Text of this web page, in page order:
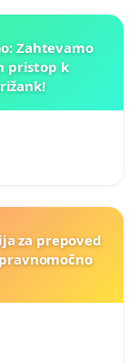
Zahtevamo
pristop k
za prepoved